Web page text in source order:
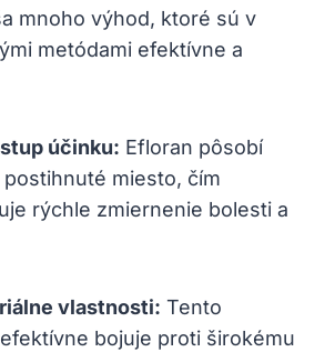
mnoho výhod, ktoré sú v
metódami efektívne a
účinku: Efloran pôsobí
postihnuté miesto, čím
rýchle zmiernenie bolesti a
vlastnosti: Tento
bojuje proti širokému